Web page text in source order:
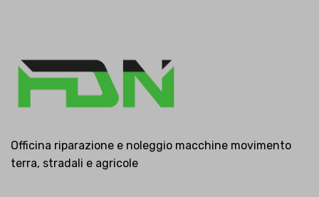
Officina riparazione e noleggio macchine movimento
terra, stradali e agricole